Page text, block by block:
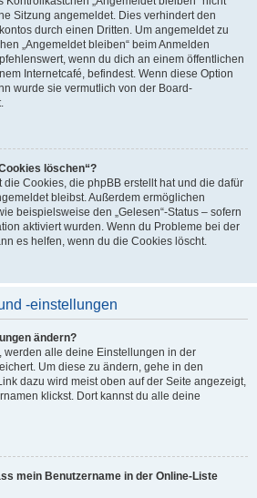
Sitzung angemeldet. Dies verhindert den
durch einen Dritten. Um angemeldet zu
„Angemeldet bleiben“ beim Anmelden
wenn du dich an einem öffentlichen
Internetcafé, befindest. Wenn diese Option
wurde sie vermutlich von der Board-
löschen“?
die Cookies, die phpBB erstellt hat und die dafür
bleibst. Außerdem ermöglichen
beispielsweise den „Gelesen“-Status – sofern
aktiviert wurden. Wenn du Probleme bei der
es helfen, wenn du die Cookies löscht.
-einstellungen
ändern?
werden alle deine Einstellungen in der
Um diese zu ändern, gehe in den
dazu wird meist oben auf der Seite angezeigt,
klickst. Dort kannst du alle deine
mein Benutzername in der Online-Liste